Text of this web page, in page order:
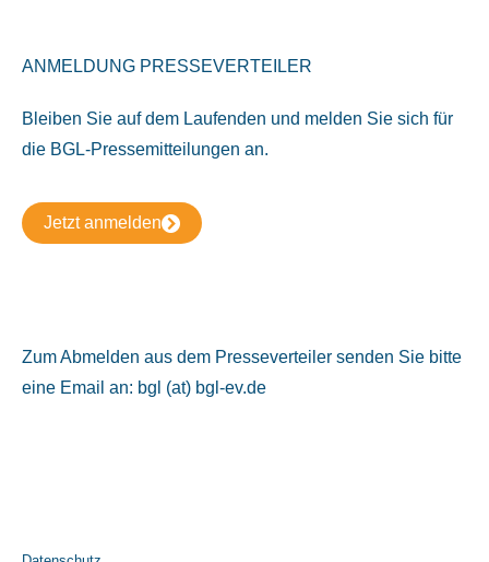
ANMELDUNG PRESSEVERTEILER
Bleiben Sie auf dem Laufenden und melden Sie sich für
die BGL-Pressemitteilungen an.
Jetzt anmelden
Zum Abmelden aus dem Presseverteiler senden Sie bitte
eine Email an: bgl (at) bgl-ev.de